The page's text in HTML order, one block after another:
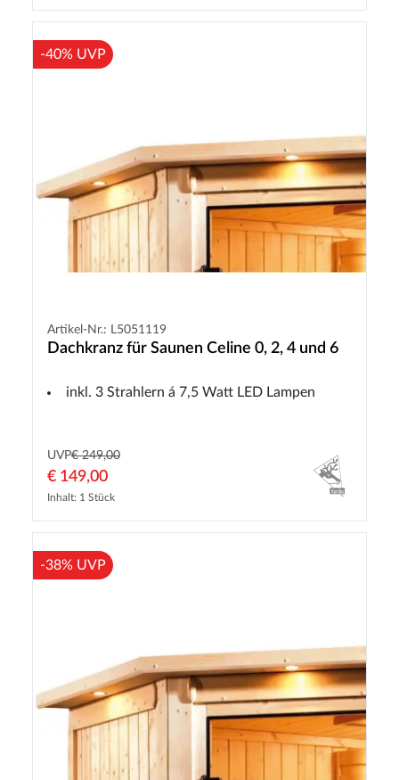
-40% UVP
Artikel-Nr.: L5051119
Dachkranz für Saunen Celine 0, 2, 4 und 6
inkl. 3 Strahlern á 7,5 Watt LED Lampen
UVP€ 249,00
€ 149,00
Inhalt: 1 Stück
-38% UVP